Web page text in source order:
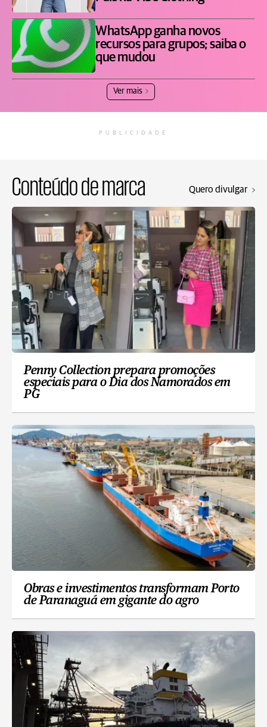
WhatsApp ganha novos
recursos para grupos; saiba o
que mudou
Ver mais
PUBLICIDADE
Conteúdo de marca Quero divulgar
Penny Collection prepara promoções
especiais para o Dia dos Namorados em
PG
Obras e investimentos transformam Porto
de Paranaguá em gigante do agro